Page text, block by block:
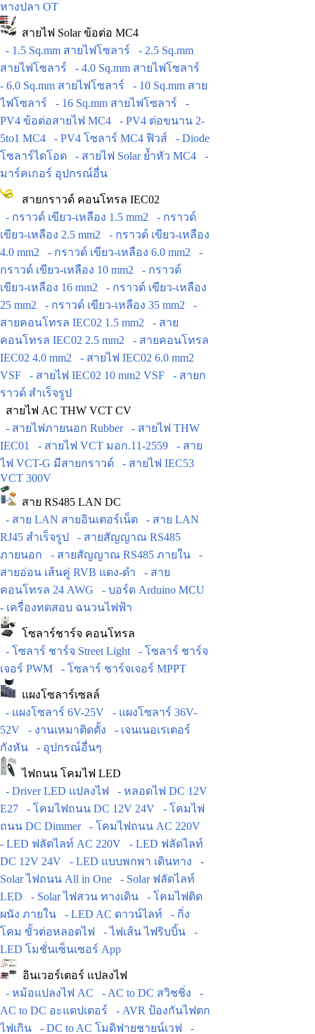
หางปลา OT
สายไฟ Solar ข้อต่อ MC4
- 1.5 Sq.mm สายไฟโซลาร์
- 2.5 Sq.mm
สายไฟโซลาร์
- 4.0 Sq.mm สายไฟโซลาร์
- 6.0 Sq.mm สายไฟโซลาร์
- 10 Sq.mm สาย
ไฟโซลาร์
- 16 Sq.mm สายไฟโซลาร์
-
PV4 ข้อต่อสายไฟ MC4
- PV4 ต่อขนาน 2-
5to1 MC4
- PV4 โซลาร์ MC4 ฟิวส์
- Diode
โซลาร์ไดโอด
- สายไฟ Solar ย้ำหัว MC4
-
มาร์คเกอร์ อุปกรณ์อื่น
สายกราวด์ คอนโทรล IEC02
- กราวด์ เขียว-เหลือง 1.5 mm2
- กราวด์
เขียว-เหลือง 2.5 mm2
- กราวด์ เขียว-เหลือง
4.0 mm2
- กราวด์ เขียว-เหลือง 6.0 mm2
-
กราวด์ เขียว-เหลือง 10 mm2
- กราวด์
เขียว-เหลือง 16 mm2
- กราวด์ เขียว-เหลือง
25 mm2
- กราวด์ เขียว-เหลือง 35 mm2
-
สายคอนโทรล IEC02 1.5 mm2
- สาย
คอนโทรล IEC02 2.5 mm2
- สายคอนโทรล
IEC02 4.0 mm2
- สายไฟ IEC02 6.0 mm2
VSF
- สายไฟ IEC02 10 mm2 VSF
- สายก
ราวด์ สำเร็จรูป
สายไฟ AC THW VCT CV
- สายไฟภายนอก Rubber
- สายไฟ THW
IEC01
- สายไฟ VCT มอก.11-2559
- สาย
ไฟ VCT-G มีสายกราวด์
- สายไฟ IEC53
VCT 300V
สาย RS485 LAN DC
- สาย LAN สายอินเตอร์เน็ต
- สาย LAN
RJ45 สำเร็จรูป
- สายสัญญาณ RS485
ภายนอก
- สายสัญญาณ RS485 ภายใน
-
สายอ่อน เส้นคู่ RVB แดง-ดำ
- สาย
คอนโทรล 24 AWG
- บอร์ด Arduino MCU
- เครื่องทดสอบ ฉนวนไฟฟ้า
โซลาร์ชาร์จ คอนโทรล
- โซลาร์ ชาร์จ Street Light
- โซลาร์ ชาร์จ
เจอร์ PWM
- โซลาร์ ชาร์จเจอร์ MPPT
แผงโซลาร์เซลล์
- แผงโซลาร์ 6V-25V
- แผงโซลาร์ 36V-
52V
- งานเหมาติดตั้ง
- เจนเนอเรเตอร์
กังหัน
- อุปกรณ์อื่นๆ
ไฟถนน โคมไฟ LED
- Driver LED แปลงไฟ
- หลอดไฟ DC 12V
E27
- โคมไฟถนน DC 12V 24V
- โคมไฟ
ถนน DC Dimmer
- โคมไฟถนน AC 220V
- LED ฟลัดไลท์ AC 220V
- LED ฟลัดไลท์
DC 12V 24V
- LED แบบพกพา เดินทาง
-
Solar ไฟถนน All in One
- Solar ฟลัดไลท์
LED
- Solar ไฟสวน ทางเดิน
- โคมไฟติด
ผนัง ภายใน
- LED AC ดาวน์ไลท์
- กิ่ง
โคม ขั้วต่อหลอดไฟ
- ไฟเส้น ไฟริบบิ้น
-
LED โมชั่นเซ็นเซอร์ App
อินเวอร์เตอร์ แปลงไฟ
- หม้อแปลงไฟ AC
- AC to DC สวิชชิ่ง
-
AC to DC อะแดปเตอร์
- AVR ป้องกันไฟตก
ไฟเกิน
- DC to AC โมดิฟายชายน์เวฟ -